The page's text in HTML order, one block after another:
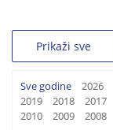
Prikaži sve
Sve godine 2026
2019
2018 2017
2010
2009 2008